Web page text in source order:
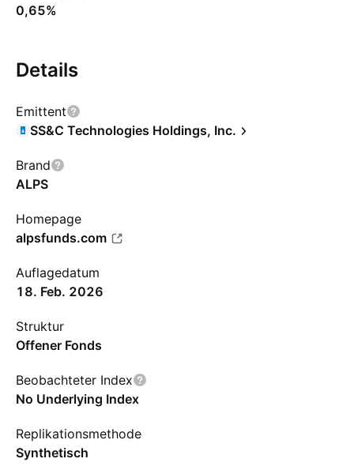
0,65%
Details
Emittent
SS&C Technologies Holdings, Inc.
Brand
ALPS
Homepage
alpsfunds.com
Auflagedatum
18. Feb. 2026
Struktur
Offener Fonds
Beobachteter Index
No Underlying Index
Replikationsmethode
Synthetisch